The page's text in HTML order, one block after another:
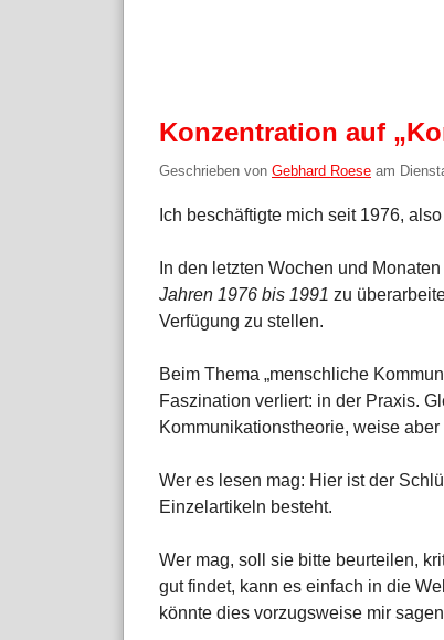
Konzentration auf
Geschrieben von Gebhard Roese am
Ich beschäftigte mich seit 1976,
In den letzten Wochen und
Jahren 1976 bis 1991 zu
Verfügung zu stellen.
Beim Thema „menschliche
Faszination verliert: in der Praxis.
Kommunikationstheorie, weise
Wer es lesen mag: Hier ist der
Einzelartikeln besteht.
Wer mag, soll sie bitte beurteilen,
gut findet, kann es einfach in die
könnte dies vorzugsweise mir